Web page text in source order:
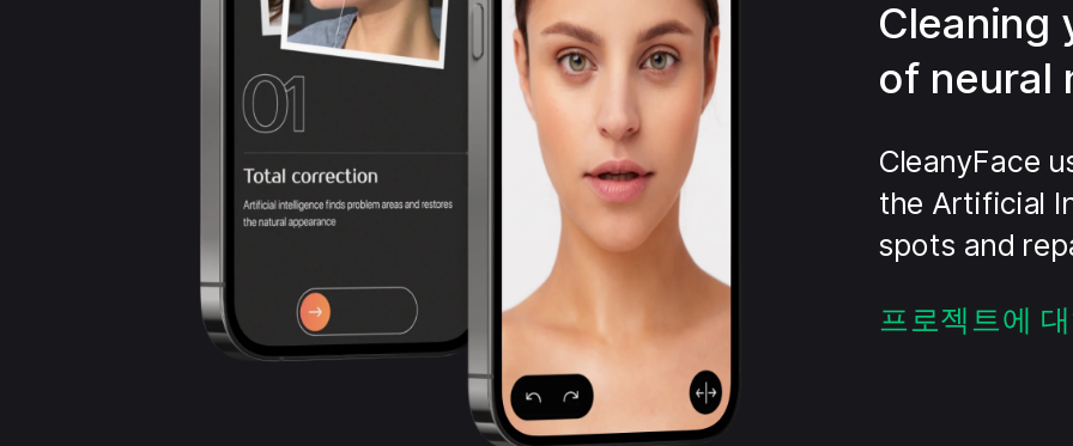
Cleaning
of neural
CleanyFace
the Artificial
spots and
프로젝트에